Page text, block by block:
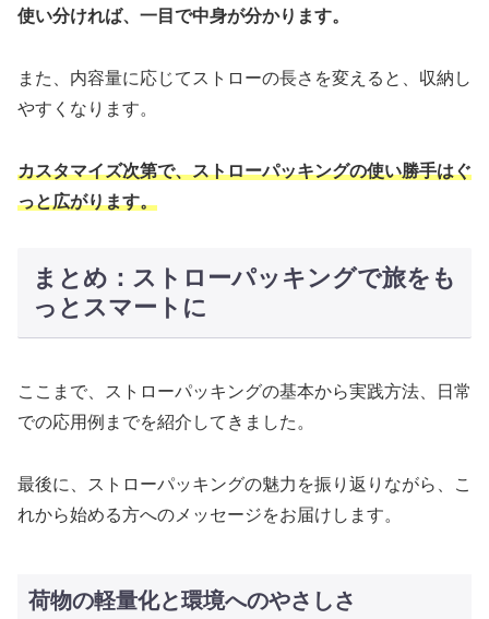
使い分ければ、一目で中身が分かります。
また、内容量に応じてストローの長さを変えると、収納し
やすくなります。
カスタマイズ次第で、ストローパッキングの使い勝手はぐ
っと広がります。
まとめ：ストローパッキングで旅をも
っとスマートに
ここまで、ストローパッキングの基本から実践方法、日常
での応用例までを紹介してきました。
最後に、ストローパッキングの魅力を振り返りながら、こ
れから始める方へのメッセージをお届けします。
荷物の軽量化と環境へのやさしさ